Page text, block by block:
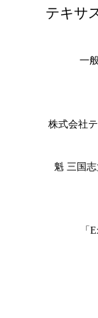
テキサ
一
株式会社
魁 三国志
「